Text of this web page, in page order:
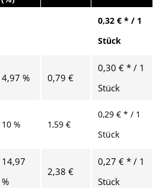
0,32 € * / 1
Stück
4,97 % 0,79 €
0,30 € * / 1
Stück
10 % 1,59 €
0,29 € * / 1
Stück
14,97
%
2,38 €
0,27 € * / 1
Stück